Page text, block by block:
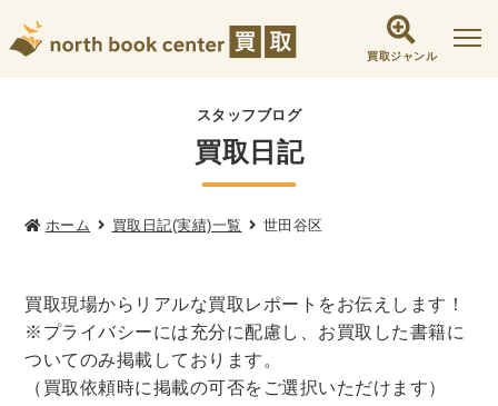
買取ジャンル
社会学書・人文書籍関係
哲学書・心理学・思想書
倫理学・道徳
文化人類学・民俗学
東洋哲学
政治・法学書
女性学 政治 法律学
環境・エコロジー
社会学
福祉 ・NGO・NPO
スタッフブログ
買取日記
ホーム 買取日記(実績)一覧 世田谷区
買取現場からリアルな買取レポートをお伝えします！
※プライバシーには充分に配慮し、お買取した書籍に
ついてのみ掲載しております。
（買取依頼時に掲載の可否をご選択いただけます）